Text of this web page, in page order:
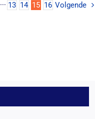
··· 13 14 15 16 Volgende